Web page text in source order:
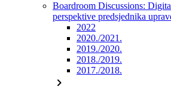
Boardroom Discussions:
perspektive predsjednika
2022
2020./2021.
2019./2020.
2018./2019.
2017./2018.
chevron_right